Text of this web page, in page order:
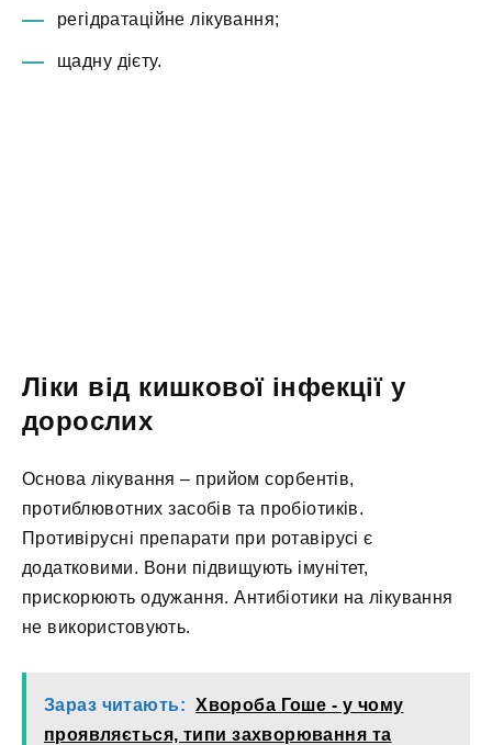
регідратаційне лікування;
щадну дієту.
Ліки від кишкової інфекції у
дорослих
Основа лікування – прийом сорбентів,
протиблювотних засобів та пробіотиків.
Противірусні препарати при ротавірусі є
додатковими. Вони підвищують імунітет,
прискорюють одужання. Антибіотики на лікування
не використовують.
Зараз читають: Хвороба Гоше - у чому
проявляється, типи захворювання та